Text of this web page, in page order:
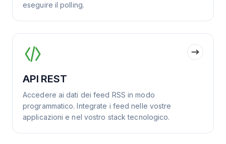
eseguire il polling.
API REST
Accedere ai dati dei feed RSS in modo
programmatico. Integrate i feed nelle vostre
applicazioni e nel vostro stack tecnologico.